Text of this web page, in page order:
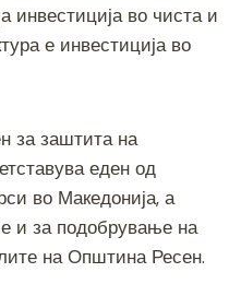
инвестиција во чиста и
е инвестиција во
за заштита на
еден од
во Македонија, а
и за подобрување на
на Општина Ресен.